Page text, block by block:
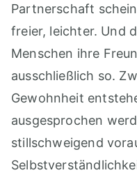
Partnerschaft
freier, leichter. Und
Menschen ihre
ausschließlich so.
Gewohnheit
ausgesprochen
stillschweigend